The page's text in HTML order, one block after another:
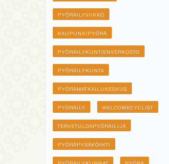
PYÖRÄILYVIIKKO
KAUPUNKIPYÖRÄ
PYÖRÄILYKUNTIENVERKOSTO
PYÖRÄILYKUNTA
PYÖRÄMATKAILUKESKUS
PYÖRÄILY WELCOMECYCLIST
TERVETULOAPYÖRÄILIJÄ
PYÖRÄPYSÄKÖINTI